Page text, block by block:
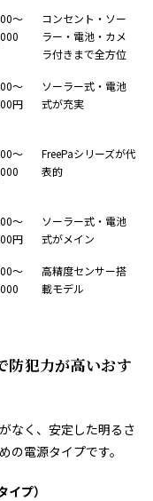
〜
コンセント・ソー
ラー・電池・カメ
ラ付きまで全方位
〜
円
ソーラー式・電池
式が充実
〜
FreePaシリーズが代
表的
〜
円
ソーラー式・電池
式がメイン
〜
高精度センサー搭
載モデル
防犯力が高いおす
なく、安定した明るさ
の電源タイプです。
プ）